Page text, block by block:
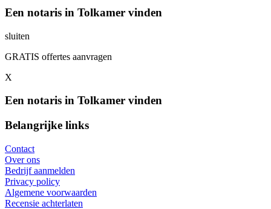
Een notaris in Tolkamer vinden
sluiten
GRATIS offertes aanvragen
X
Een notaris in Tolkamer vinden
Belangrijke links
Contact
Over ons
Bedrijf aanmelden
Privacy policy
Algemene voorwaarden
Recensie achterlaten